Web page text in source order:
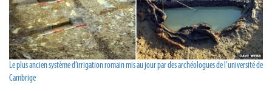
Le plus ancien système d’irrigation romain mis au jour par des archéologues de l’université de
Cambrige